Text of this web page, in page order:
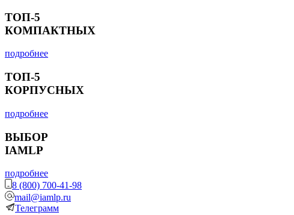
ТОП-5
КОМПАКТНЫХ
подробнее
ТОП-5
КОРПУСНЫХ
подробнее
ВЫБОР
IAMLP
подробнее
8 (800) 700-41-98
mail@iamlp.ru
Телеграмм